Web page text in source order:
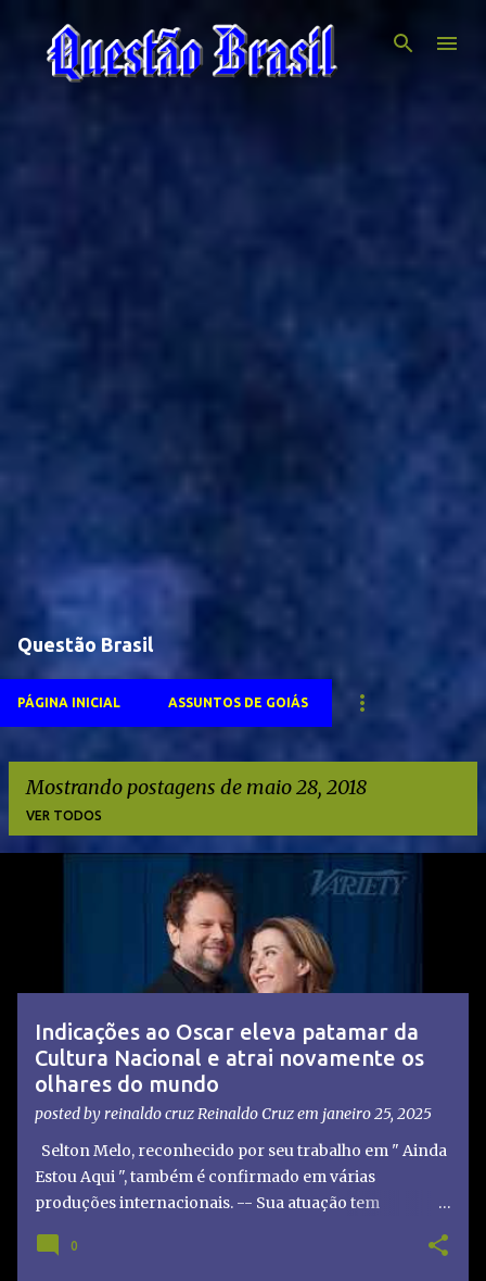
Pular para o conteúdo principal
Questão Brasil
PÁGINA INICIAL ASSUNTOS DE GOIÁS
Mostrando postagens de maio 28, 2018
VER TODOS
Indicações ao Oscar eleva patamar da
Cultura Nacional e atrai novamente os
olhares do mundo
posted by reinaldo cruz Reinaldo Cruzem janeiro 25, 2025
Selton Melo, reconhecido por seu trabalho em " Ainda
Estou Aqui ", também é confirmado em várias
produções internacionais. -- Sua atuação tem
Brasil, abrindo portas para novas oportunidades no
0